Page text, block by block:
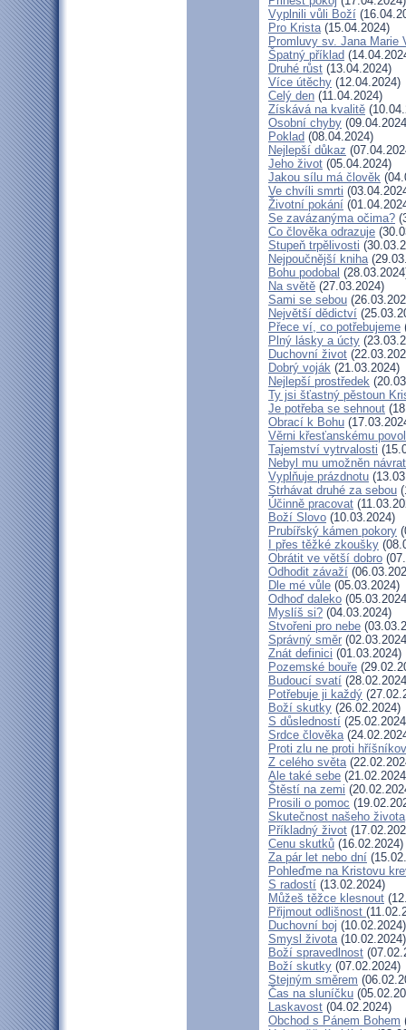
Vyplnili vůli Boží
Pro Krista(15.04.2024)
Promluvy sv. Jana Marie
Špatný příklad
Druhé růst (13.04.2024)
Více útěchy (12.04.2024)
Celý den (11.04.2024)
Získává na kvalitě
Osobní chyby
Poklad (08.04.2024)
Nejlepší důkaz
Jeho život (05.04.2024)
Jakou sílu má člověk
Ve chvíli smrti
Životní pokání
Se zavázanýma očima?
Co člověka odrazuje
Stupeň trpělivosti
Nejpoučnější kniha
Bohu podobal
Na světě (27.03.2024)
Sami se sebou
Největší dědictví
Přece ví, co potřebujeme
Plný lásky a úcty
Duchovní život
Dobrý voják (21.03.2024)
Nejlepší prostředek
Ty jsi šťastný pěstoun
Je potřeba se sehnout
Obrací k Bohu
Věrni křesťanskému
Tajemství vytrvalosti
Nebyl mu umožněn návrat
Vyplňuje prázdnotu
Strhávat druhé za sebou
Účinně pracovat
Boží Slovo (10.03.2024)
Prubířský kámen pokory
I přes těžké zkoušky
Obrátit ve větší dobro
Odhodit závaží
Dle mé vůle (05.03.2024)
Odhoď daleko
Myslíš si? (04.03.2024)
Stvořeni pro nebe
Správný směr
Znát definici (01.03.2024)
Pozemské bouře
Budoucí svatí
Potřebuje ji každý
Boží skutky (26.02.2024)
S důsledností
Srdce člověka
Proti zlu ne proti
Z celého světa
Ale také sebe
Štěstí na zemi
Prosili o pomoc
Skutečnost našeho života
Příkladný život
Cenu skutků (16.02.2024)
Za pár let nebo dní
Pohleďme na Kristovu
S radostí (13.02.2024)
Můžeš těžce klesnout
Přijmout odlišnost
Duchovní boj (10.02.2024)
Smysl života(10.02.2024)
Boží spravedlnost
Boží skutky (07.02.2024)
Stejným směrem
Čas na sluníčku
Laskavost (04.02.2024)
Obchod s Pánem Bohem